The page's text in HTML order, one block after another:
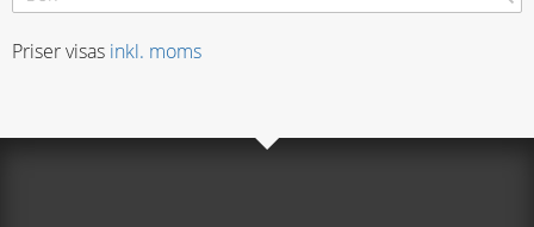
Priser visas inkl. moms